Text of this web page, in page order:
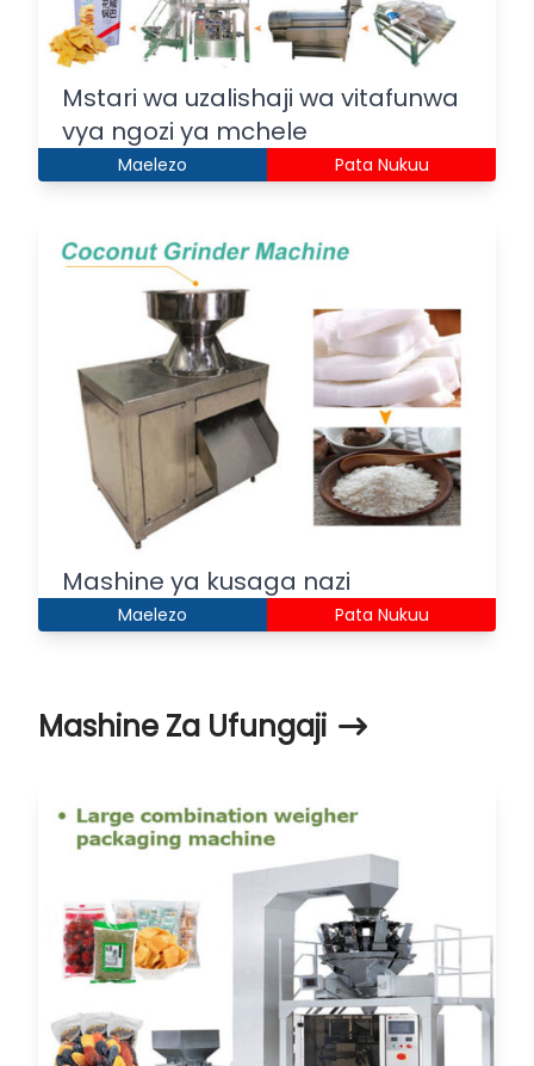
Mstari wa uzalishaji wa vitafunwa
vya ngozi ya mchele
Maelezo Pata Nukuu
Mashine ya kusaga nazi
Maelezo Pata Nukuu
Mashine Za Ufungaji